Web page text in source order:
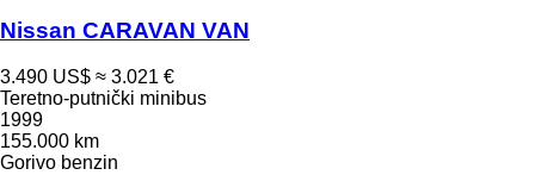
Nissan CARAVAN VAN
3.490 US$ ≈ 3.021 €
Teretno-putnički minibus
1999
155.000 km
Gorivo benzin